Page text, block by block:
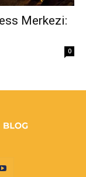
Merkezi:
0